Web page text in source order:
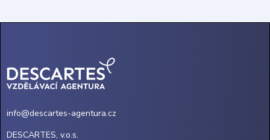
info@descartes-agentura.cz
DESCARTES, v.o.s.